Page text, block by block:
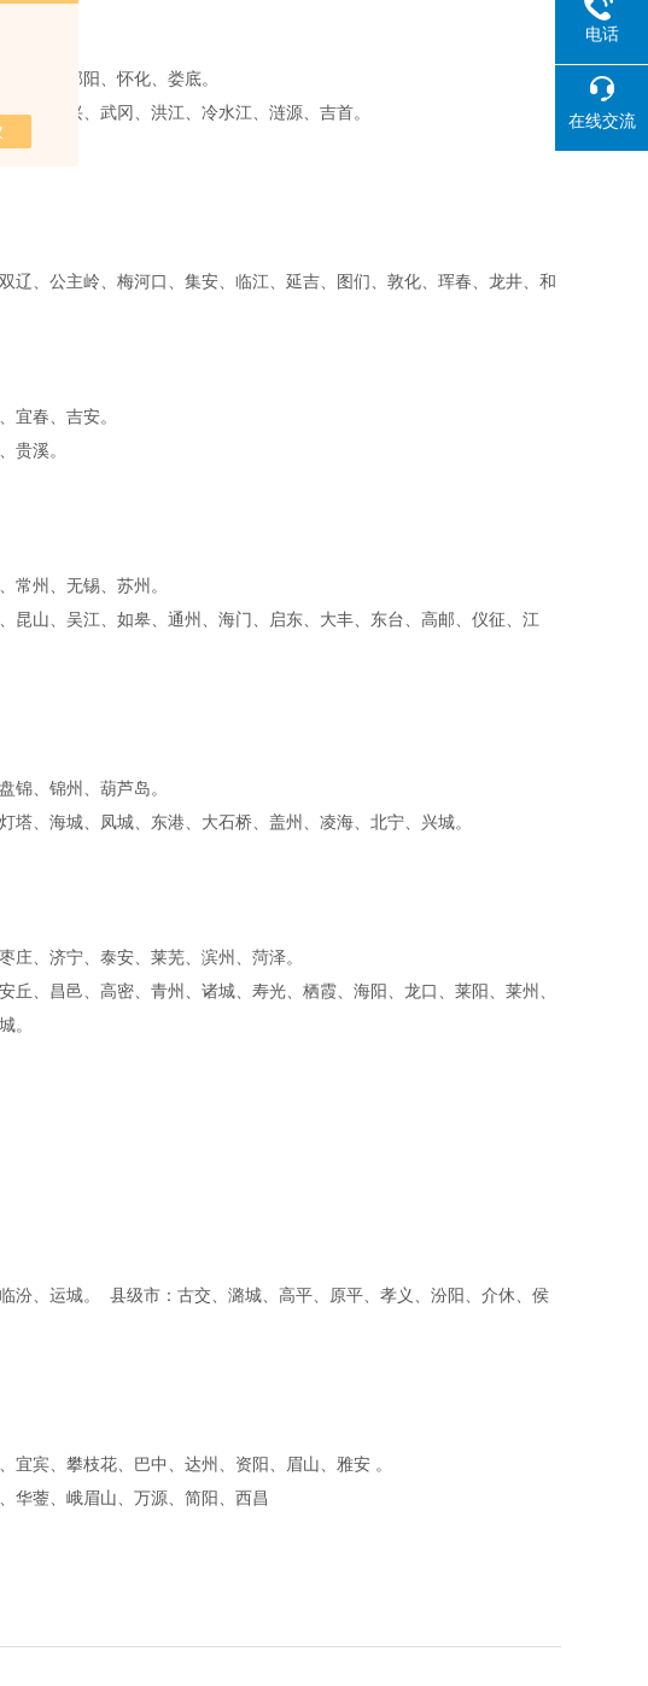
永州、邵阳、怀化、娄底。
宁、资兴、武冈、洪江、冷水江、涟源、吉首。
、公主岭、梅河口、集安、临江、延吉、图们、敦化、珲春、龙井、和
宜春、吉安。
贵溪。
常州、无锡、苏州。
昆山、吴江、如皋、通州、海门、启东、大丰、东台、高邮、仪征、江
锦、锦州、葫芦岛。
塔、海城、凤城、东港、大石桥、盖州、凌海、北宁、兴城。
庄、济宁、泰安、莱芜、滨州、菏泽。
、昌邑、高密、青州、诸城、寿光、栖霞、海阳、龙口、莱阳、莱州、
城。
汾、运城。 县级市：古交、潞城、高平、原平、孝义、汾阳、介休、侯
宜宾、攀枝花、巴中、达州、资阳、眉山、雅安 。
华蓥、峨眉山、万源、简阳、西昌
电话
在线交流